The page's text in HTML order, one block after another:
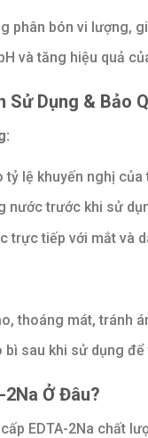
phân bón vi lượng,
và tăng hiệu quả
Sử Dụng & Bảo
tỷ lệ khuyến nghị
nước trước khi sử
trực tiếp với mắt và
thoáng mát, tránh
sau khi sử dụng để
2Na Ở Đâu?
EDTA-2Na chất